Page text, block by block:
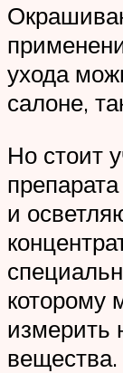
ухода
салоне,
Но стоит
и
которому
измерить
вещества.